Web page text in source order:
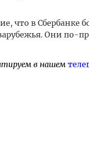
что в Сбербанке
Они
в нашем